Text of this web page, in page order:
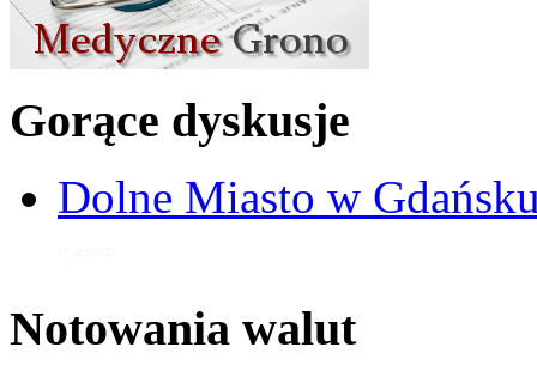
Gorące dyskusje
Dolne Miasto w
Notowania walut